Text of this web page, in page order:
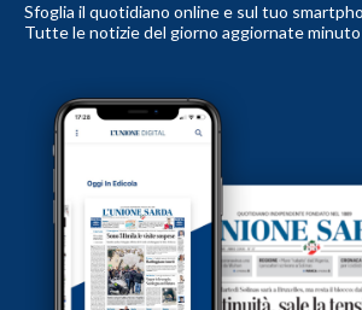
Sfoglia il quotidiano online e sul tuo
Tutte le notizie del giorno aggiornate